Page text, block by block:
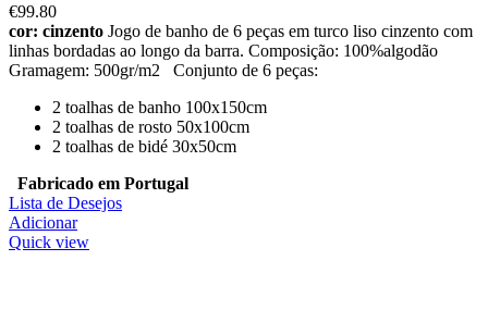
€99.80
cor: cinzento Jogo de banho de 6 peças em turco liso cinzento com
linhas bordadas ao longo da barra. Composição: 100%algodão
Gramagem: 500gr/m2 Conjunto de 6 peças:
2 toalhas de banho 100x150cm
2 toalhas de rosto 50x100cm
2 toalhas de bidé 30x50cm
Fabricado em Portugal
Lista de Desejos
Adicionar
Quick view